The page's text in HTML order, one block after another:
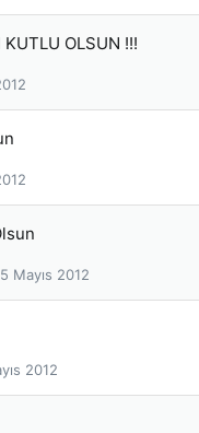
OLSUN !!!
Mayıs 2012
2012